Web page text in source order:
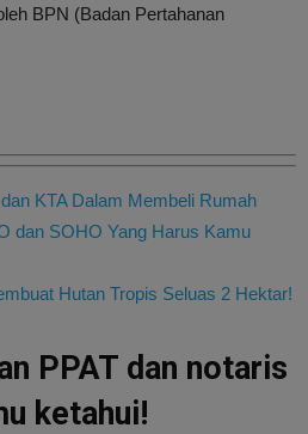
BPN (Badan Pertahanan
KTA Dalam Membeli Rumah
dan SOHO Yang Harus Kamu
Hutan Tropis Seluas 2 Hektar!
PPAT dan notaris
ketahui!